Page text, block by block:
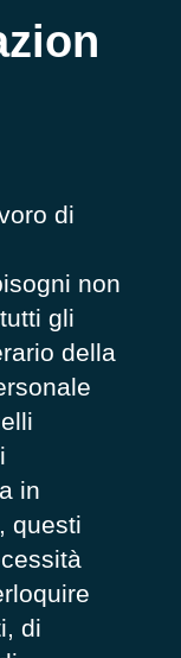
di
non
gli
della
in
questi
di